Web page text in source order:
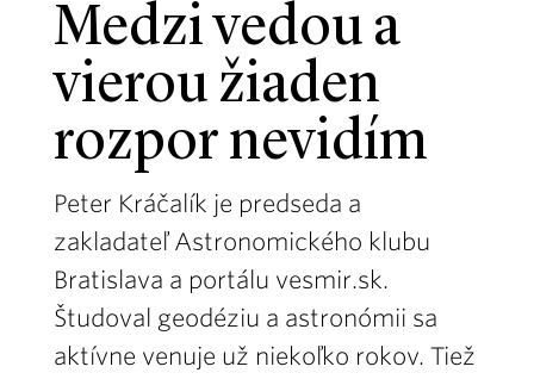
Medzi vedou a
vierou žiaden
rozpor nevidím
Peter Kráčalík je predseda a
zakladateľ Astronomického klubu
Bratislava a portálu vesmir.sk.
Študoval geodéziu a astronómii sa
aktívne venuje už niekoľko rokov. Tiež